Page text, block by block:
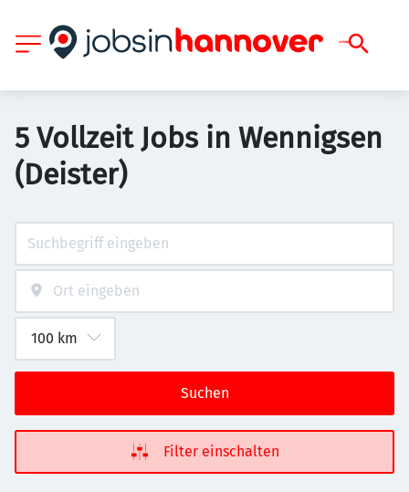
5 Vollzeit Jobs in Wennigsen
(Deister)
Suchen
Filter einschalten